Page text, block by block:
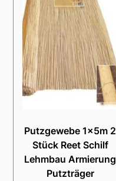
Putzgewebe 1x5m 2
Stück Reet Schilf
Lehmbau Armierung
Putzträger